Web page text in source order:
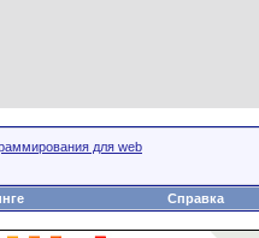
для web
Справка